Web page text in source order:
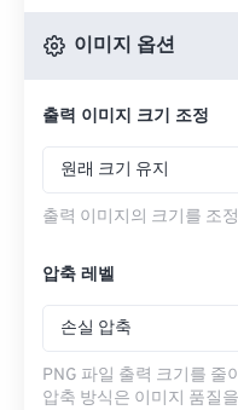
이미지 옵션
출력 이미지 크기 조정
원래 크기 유지
출력 이미지의 크기를 조
압축 레벨
손실 압축
PNG 파일 출력 크기를 줄
압축 방식은 이미지 품질